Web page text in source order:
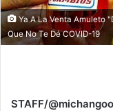
Ya A La Venta Amuleto
Que No Te Dé COVID-19
STAFF/